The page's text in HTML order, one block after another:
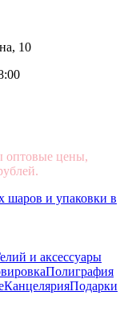
10
оптовые цены,
и аксессуары
Полиграфия
КанцелярияПодарки